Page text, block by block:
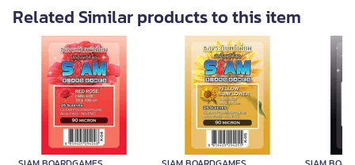
Related Similar products to this item